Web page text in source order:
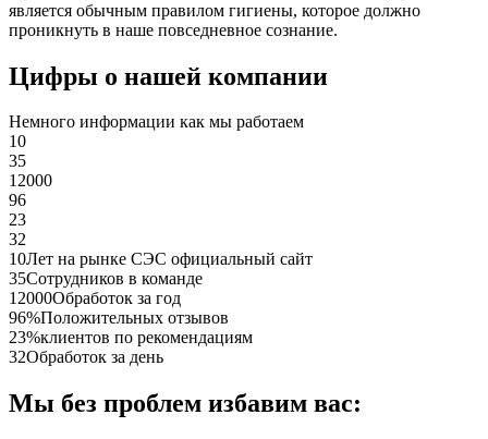
является обычным правилом гигиены, которое должно
проникнуть в наше повседневное сознание.
Цифры о нашей компании
Немного информации как мы работаем
10
35
12000
96
23
32
10Лет на рынке СЭС официальный сайт
35Сотрудников в команде
12000Обработок за год
96%Положительных отзывов
23%клиентов по рекомендациям
32Обработок за день
Мы без проблем избавим вас: